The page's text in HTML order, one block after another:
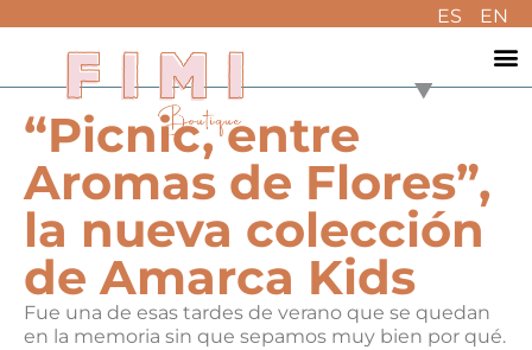
ES EN
“Picnic, entre
Aromas de Flores”,
la nueva colección
de Amarca Kids
Fue una de esas tardes de verano que se quedan
en la memoria sin que sepamos muy bien por qué.